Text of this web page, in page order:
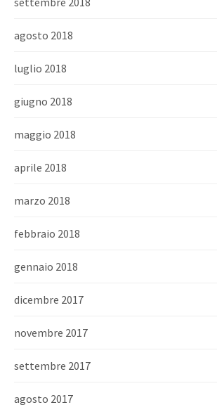
agosto 2018
luglio 2018
giugno 2018
maggio 2018
aprile 2018
marzo 2018
febbraio 2018
gennaio 2018
dicembre 2017
novembre 2017
settembre 2017
agosto 2017